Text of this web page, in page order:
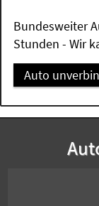
Bundesweiter
Stunden - Wir
Auto